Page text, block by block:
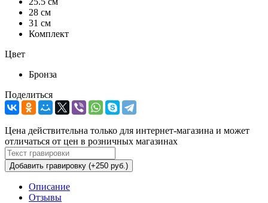
28 см
31 см
Комплект
Цвет
Бронза
Поделиться
Цена действительна только для интернет-магазина и может
отличаться от цен в розничных магазинах
Добавить гравировку (+250 руб.)
Описание
Отзывы